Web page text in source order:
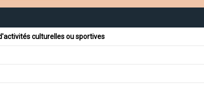
culturelles ou sportives